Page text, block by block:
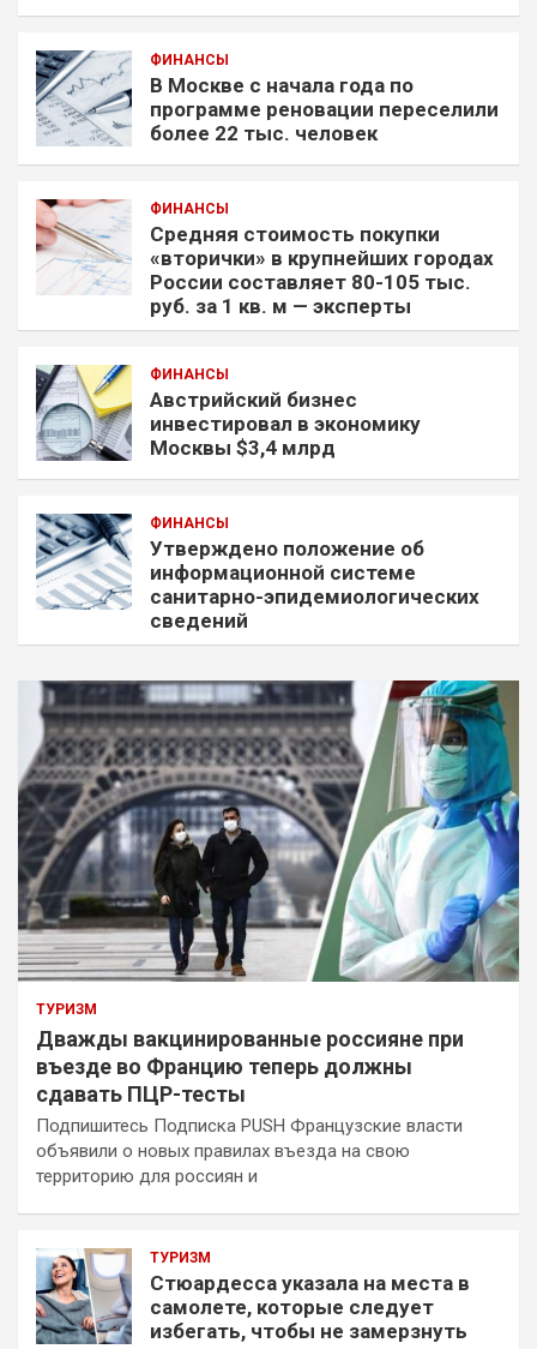
ФИНАНСЫ
В Москве с начала года по
программе реновации переселили
более 22 тыс. человек
ФИНАНСЫ
Средняя стоимость покупки
«вторички» в крупнейших городах
России составляет 80-105 тыс.
руб. за 1 кв. м — эксперты
ФИНАНСЫ
Австрийский бизнес
инвестировал в экономику
Москвы $3,4 млрд
ФИНАНСЫ
Утверждено положение об
информационной системе
санитарно-эпидемиологических
сведений
ТУРИЗМ
Дважды вакцинированные россияне при
въезде во Францию теперь должны
сдавать ПЦР-тесты
Подпишитесь Подписка PUSH Французские власти
объявили о новых правилах въезда на свою
территорию для россиян и
ТУРИЗМ
Стюардесса указала на места в
самолете, которые следует
избегать, чтобы не замерзнуть